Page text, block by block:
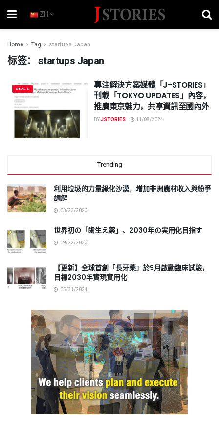
ZH
Home Tag startups Japan
标签：startups Japan
DEALS
專注解決方案媒體「J-STORIES」
刊載「TOKYO UPDATES」內容，
推廣東京魅力，共享資訊至國內外
BYJSTORIES 11/08/2024
Trending
利用垃圾的力量綠化沙漠，增加非洲農村收入與紛爭
調解
03/23/2023
世界初の「歯生え薬」、2030年の実用化目指す
09/22/2023
【更新】全球首創「長牙藥」於9月啟動臨床試驗，
目標2030年實現實用化
05/31/2024